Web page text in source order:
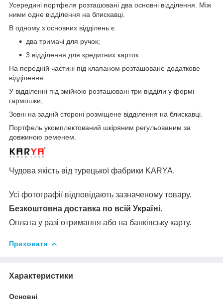
Усередині портфеля розташовані два основні відділення. Між
ними одне відділення на блискавці.
В одному з основних відділень є
два тримачі для ручок;
3 відділення для кредитних карток.
На передній частині під клапаном розташоване додаткове
відділення.
У відділенні під змійкою розташовані три відділи у формі
гармошки;
Зовні на задній стороні розміщене відділення на блискавці.
Портфель укомплектований шкіряним регульованим за
довжиною ременем.
Чудова якість від турецької фабрики KARYA.
Усі фотографії відповідають зазначеному товару.
Безкоштовна доставка по всій Україні.
Оплата у разі отримання або на банківську карту.
Приховати
Характеристики
Основні